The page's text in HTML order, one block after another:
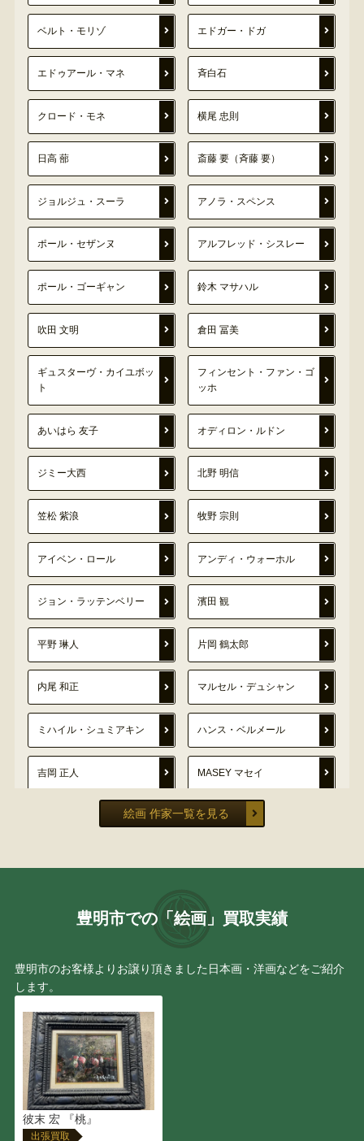
ベルト・モリゾ エドガー・ドガ
エドゥアール・マネ 斉白石
クロード・モネ 横尾 忠則
日高 蔀 斎藤 要（斉藤 要）
ジョルジュ・スーラ アノラ・スペンス
ポール・セザンヌ アルフレッド・シスレー
ポール・ゴーギャン 鈴木 マサハル
吹田 文明 倉田 冨美
ギュスターヴ・カイユボッ
ト
フィンセント・ファン・ゴ
ッホ
あいはら 友子 オディロン・ルドン
ジミー大西 北野 明信
笠松 紫浪 牧野 宗則
アイベン・ロール アンディ・ウォーホル
ジョン・ラッテンベリー 濱田 観
平野 琳人 片岡 鶴太郎
内尾 和正 マルセル・デュシャン
ミハイル・シュミアキン ハンス・ベルメール
吉岡 正人 MASEY マセイ
ロメロ・ブリット
北田 稔
坪内 好子
デビッド・タトウィラー
伊勢崎勝人
絵画 作家一覧を見る
豊明市での「絵画」買取実績
豊明市のお客様よりお譲り頂きました日本画・洋画などをご紹介
します。
彼末 宏 『桃』
出張買取